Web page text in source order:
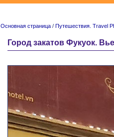
Основная страница / Путешествия. Travel
Город закатов Фукуок.